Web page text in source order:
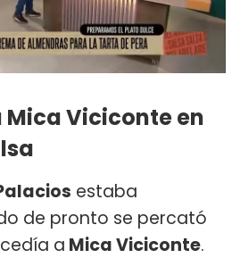
Mica Viciconte en
estaba
de pronto se percató
a Mica Viciconte.